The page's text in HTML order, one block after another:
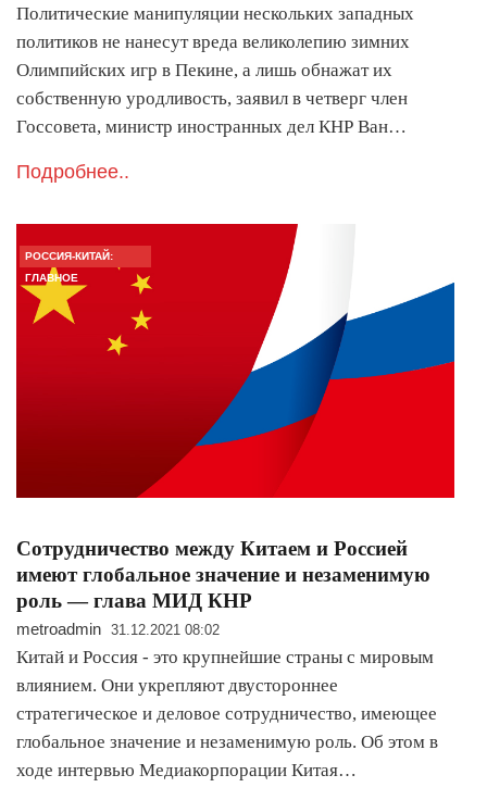
Политические манипуляции нескольких западных
политиков не нанесут вреда великолепию зимних
Олимпийских игр в Пекине, а лишь обнажат их
собственную уродливость, заявил в четверг член
Госсовета, министр иностранных дел КНР Ван…
Подробнее..
РОССИЯ-КИТАЙ:
ГЛАВНОЕ
Сотрудничество между Китаем и Россией
имеют глобальное значение и незаменимую
роль — глава МИД КНР
metroadmin 31.12.2021 08:02
Китай и Россия - это крупнейшие страны с мировым
влиянием. Они укрепляют двустороннее
стратегическое и деловое сотрудничество, имеющее
глобальное значение и незаменимую роль. Об этом в
ходе интервью Медиакорпорации Китая…